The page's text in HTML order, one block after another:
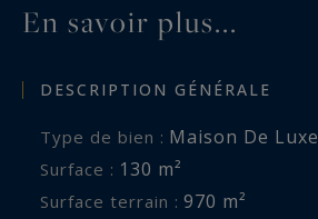
www.georisques.gouv.fr
En savoir plus...
DESCRIPTION GÉNÉRALE
Type de bien : Maison De Luxe
Surface : 130 m²
Surface terrain : 970 m²